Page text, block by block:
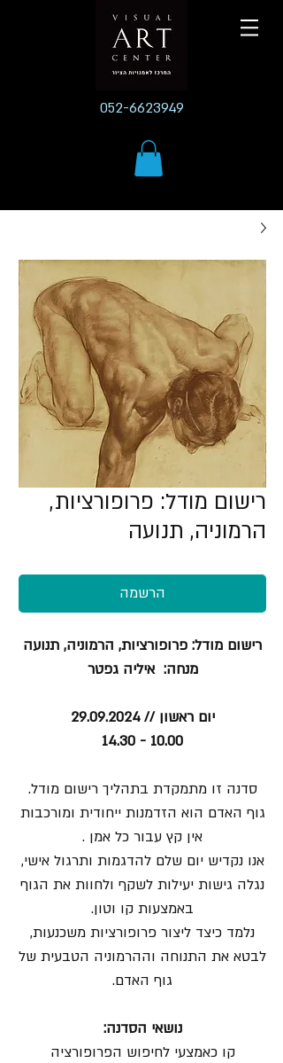
052-6623949
רישום מודל: פרופורציות,
הרמוניה, תנועה
הרשמה
רישום מודל: פרופורציות, הרמוניה, תנועה
מנחה: איליה גפטר
יום ראשון // 29.09.2024
10.00 - 14.30
סדנה זו מתמקדת בתהליך רישום מודל.
גוף האדם הוא הזדמנות ייחודית ומורכבות
אין קץ עבור כל אמן .
אנו נקדיש יום שלם להדגמות ותרגול אישי,
נגלה גישות יעילות לשקף ולחוות את הגוף
באמצעות קו וטון.
נלמד כיצד ליצור פרופורציות משכנעות,
לבטא את התנוחה וההרמוניה הטבעית של
גוף האדם.
נושאי הסדנה:
קו כאמצעי לחיפוש הפרופורציה